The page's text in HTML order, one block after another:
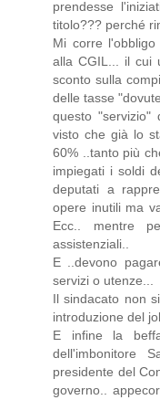
prendesse
titolo??? perché
Mi corre
alla CGIL... il cui
sconto sulla
delle tasse
questo "servizio"
visto che già lo
60% ..tanto più
impiegati i soldi
deputati a
opere inutili ma
Ecc.. mentre
assistenziali..
E ..devono
servizi o utenze...
Il sindacato non
introduzione del
E infine la
dell'imbonitore
presidente del
governo..